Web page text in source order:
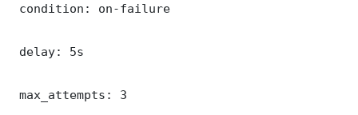
condition: on-failure
delay: 5s
max_attempts: 3